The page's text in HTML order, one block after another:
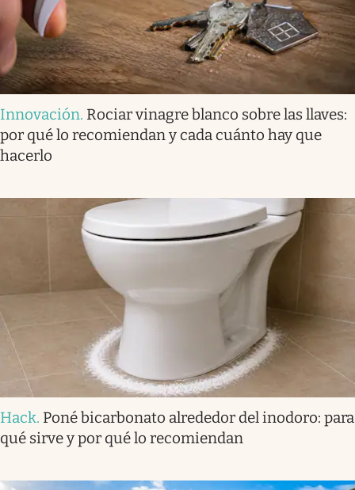
Innovación. Rociar vinagre blanco sobre las llaves:
por qué lo recomiendan y cada cuánto hay que
hacerlo
Hack. Poné bicarbonato alrededor del inodoro: para
qué sirve y por qué lo recomiendan